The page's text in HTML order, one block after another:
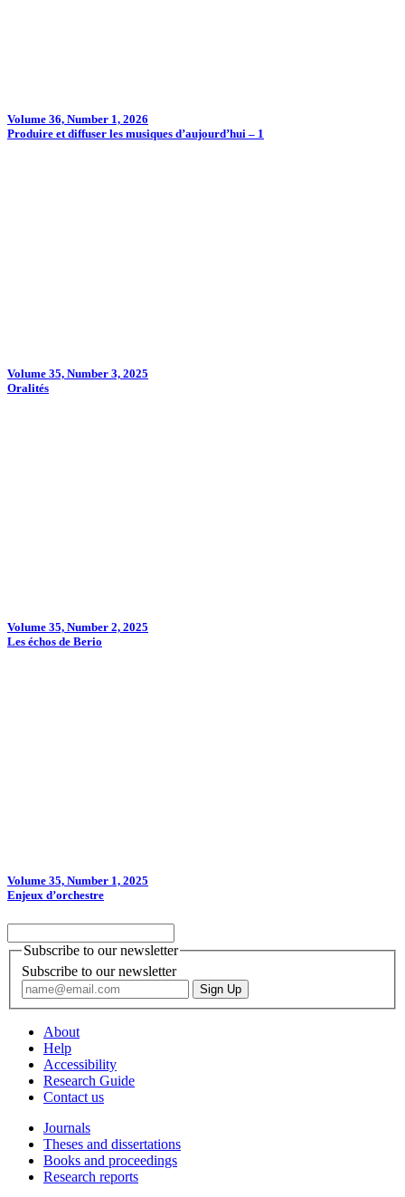
Volume 36, Number 1, 2026
Produire et diffuser les musiques d’aujourd’hui – 1
Volume 35, Number 3, 2025
Oralités
Volume 35, Number 2, 2025
Les échos de Berio
Volume 35, Number 1, 2025
Enjeux d’orchestre
Subscribe to our newsletter
Subscribe to our newsletter
About
Help
Accessibility
Research Guide
Contact us
Journals
Theses and dissertations
Books and proceedings
Research reports